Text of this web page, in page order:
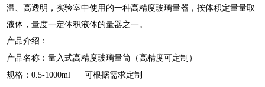
温、高透明，实验室中使用的一种高精度玻璃量器，按体积定量量取
液体，量度一定体积液体的量器之一。
产品介绍：
产品名称：量入式高精度玻璃量筒（高精度可定制）
规格：0.5-1000ml 可根据需求定制